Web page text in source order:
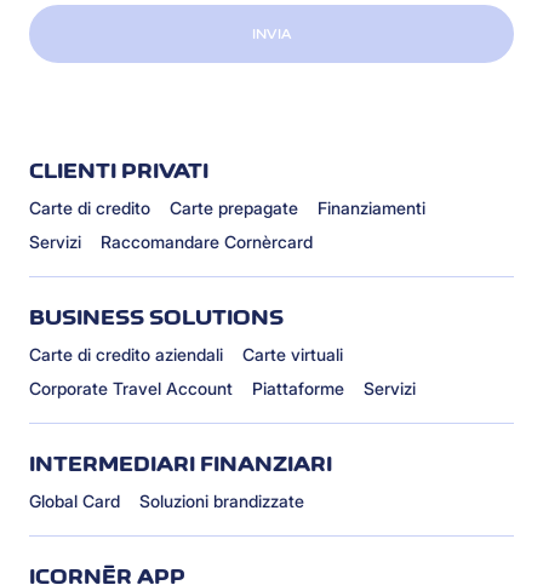
INVIA
CLIENTI PRIVATI
Carte di credito Carte prepagate
Finanziamenti
Servizi
Raccomandare Cornèrcard
BUSINESS SOLUTIONS
Carte di credito aziendali
Carte virtuali
Corporate Travel Account
Piattaforme Servizi
INTERMEDIARI FINANZIARI
Global Card Soluzioni brandizzate
ICORNÈR APP